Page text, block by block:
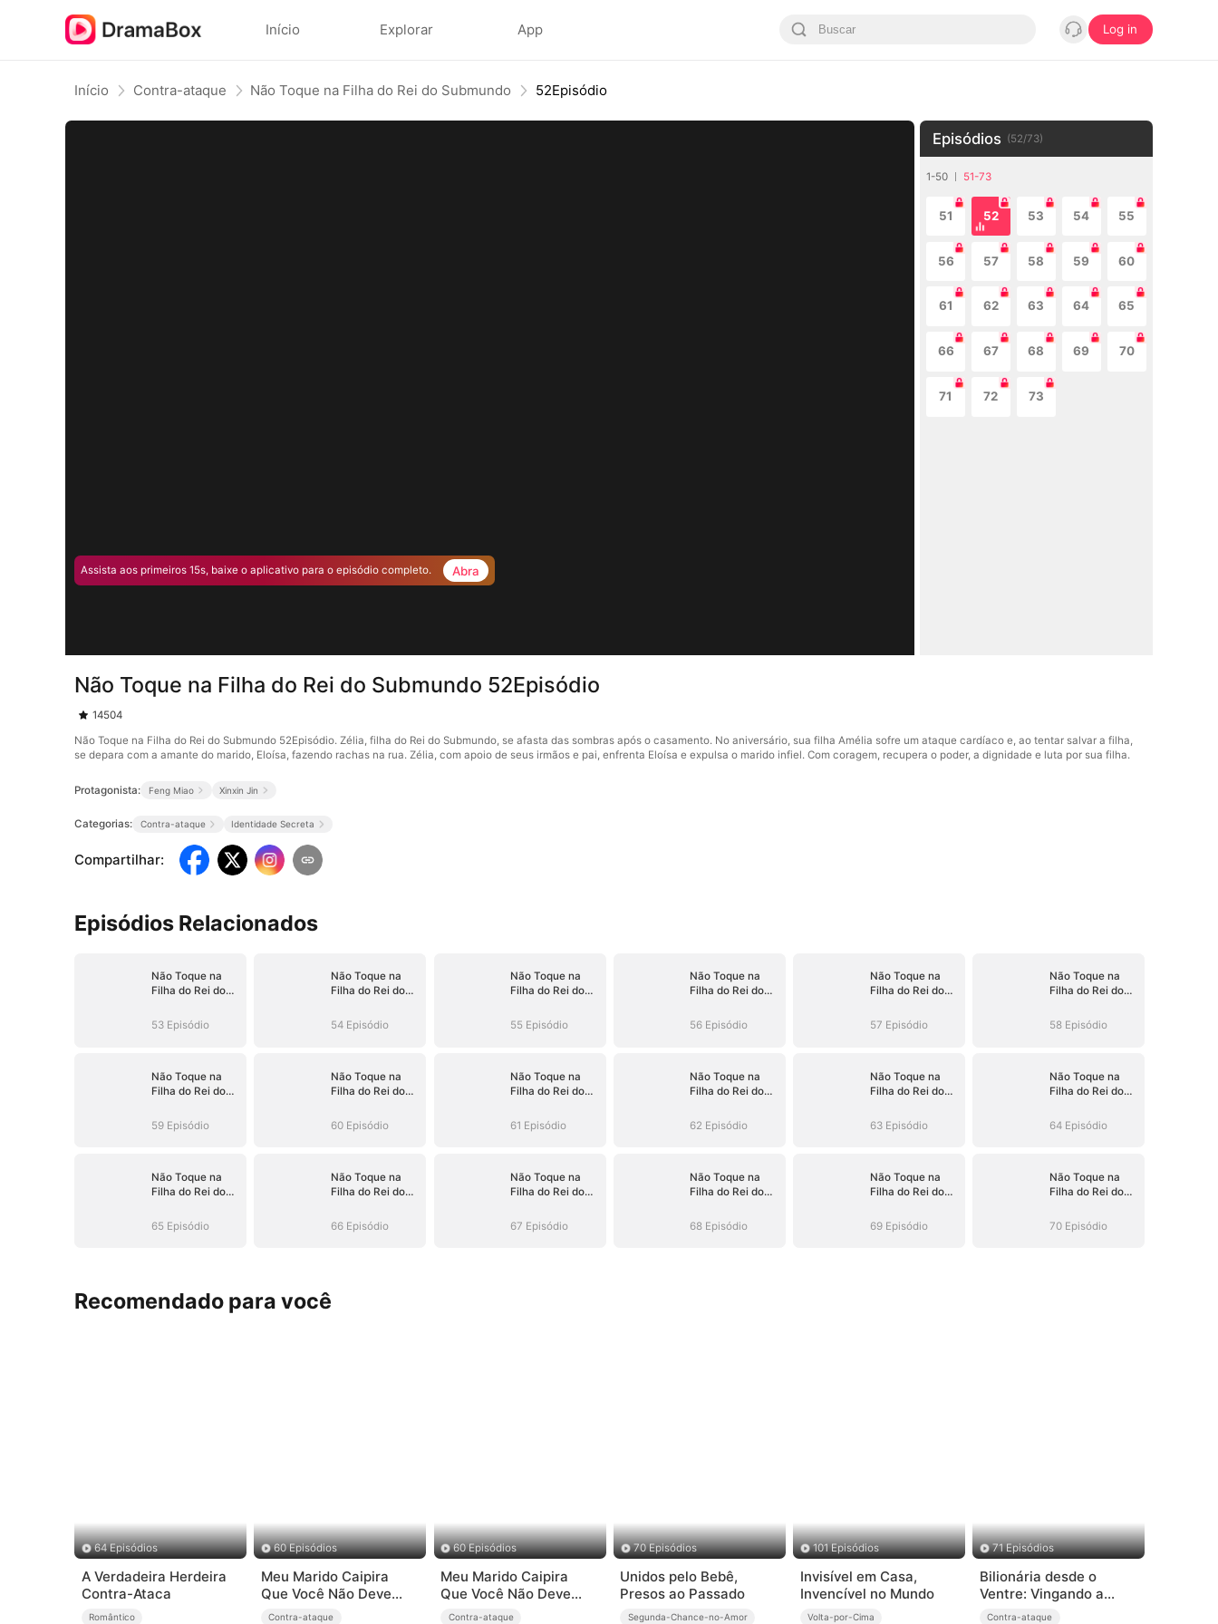
Início Explorar App Log in
Início Contra-ataque Não Toque na Filha do Rei do Submundo 52Episódio
Assista aos primeiros 15s, baixe o aplicativo para o episódio completo. Abra
Episódios (52/73)
1-50 51-73
51 52 53 54 55
56 57 58 59 60
61 62 63 64 65
66 67 68 69 70
71 72 73
Não Toque na Filha do Rei do Submundo 52Episódio
14504
Não Toque na Filha do Rei do Submundo 52Episódio. Zélia, filha do Rei do Submundo, se afasta das sombras após o casamento. No aniversário, sua filha Amélia sofre um ataque cardíaco e, ao tentar salvar a filha,
se depara com a amante do marido, Eloísa, fazendo rachas na rua. Zélia, com apoio de seus irmãos e pai, enfrenta Eloísa e expulsa o marido infiel. Com coragem, recupera o poder, a dignidade e luta por sua filha.
Protagonista: Feng Miao Xinxin Jin
Categorias: Contra-ataque Identidade Secreta
Compartilhar:
Episódios Relacionados
Não Toque na
Filha do Rei do
53 Episódio
Não Toque na
Filha do Rei do
54 Episódio
Não Toque na
Filha do Rei do
55 Episódio
Não Toque na
Filha do Rei do
56 Episódio
Não Toque na
Filha do Rei do
57 Episódio
Não Toque na
Filha do Rei do
58 Episódio
Não Toque na
Filha do Rei do
59 Episódio
Não Toque na
Filha do Rei do
60 Episódio
Não Toque na
Filha do Rei do
61 Episódio
Não Toque na
Filha do Rei do
62 Episódio
Não Toque na
Filha do Rei do
63 Episódio
Não Toque na
Filha do Rei do
64 Episódio
Não Toque na
Filha do Rei do
65 Episódio
Não Toque na
Filha do Rei do
66 Episódio
Não Toque na
Filha do Rei do
67 Episódio
Não Toque na
Filha do Rei do
68 Episódio
Não Toque na
Filha do Rei do
69 Episódio
Não Toque na
Filha do Rei do
70 Episódio
Recomendado para você
64 Episódios
A Verdadeira Herdeira
Contra-Ataca
Romântico
60 Episódios
Meu Marido Caipira
Que Você Não Deve
Provocar (Dublado)
Contra-ataque
60 Episódios
Meu Marido Caipira
Que Você Não Deve
Provocar
Contra-ataque
70 Episódios
Unidos pelo Bebê,
Presos ao Passado
Segunda-Chance-no-Amor
101 Episódios
Invisível em Casa,
Invencível no Mundo
Volta-por-Cima
71 Episódios
Bilionária desde o
Ventre: Vingando a
Traição do Papai
Contra-ataque